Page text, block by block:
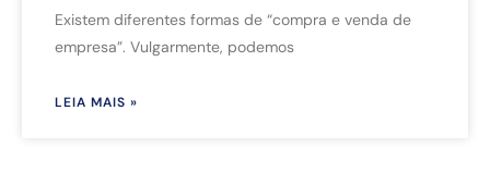
Existem diferentes formas de “compra e venda de
empresa”. Vulgarmente, podemos
LEIA MAIS »